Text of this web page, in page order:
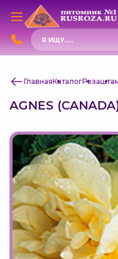
Поиск
товаров
ГлавнаяКаталогРоза
AGNES